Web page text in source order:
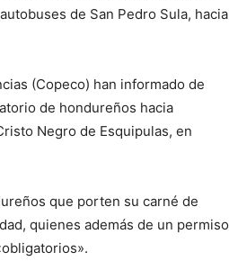
de San Pedro Sula, hacia
(Copeco) han informado de
de hondureños hacia
Negro de Esquipulas, en
que porten su carné de
quienes además de un permiso